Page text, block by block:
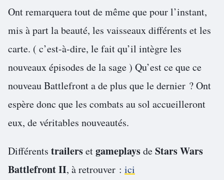
Ont remarquera tout de même que pour l’instant,
mis à part la beauté, les vaisseaux différents et les
carte. ( c’est-à-dire, le fait qu’il intègre les
nouveaux épisodes de la sage ) Qu’est ce que ce
nouveau Battlefront a de plus que le dernier ? Ont
espère donc que les combats au sol accueilleront
eux, de véritables nouveautés.
Différents trailersetgameplaysdeStars Wars
Battlefront II, à retrouver : ici